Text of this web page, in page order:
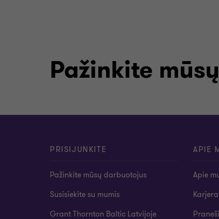
Pažinkite
PRISIJUNKITE
Pažinkite mūsų darbuotojus
Susisiekite su mumis
Grant Thornton Baltic Latvijoje
APIE
Apie
Karjera